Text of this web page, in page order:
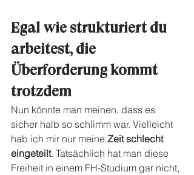
Egal wie strukturiert du
arbeitest, die
Überforderung kommt
trotzdem
Nun könnte man meinen, dass es
sicher halb so schlimm war. Vielleicht
hab ich mir nur meine Zeit schlecht
eingeteilt. Tatsächlich hat man diese
Freiheit in einem FH-Studium gar nicht,